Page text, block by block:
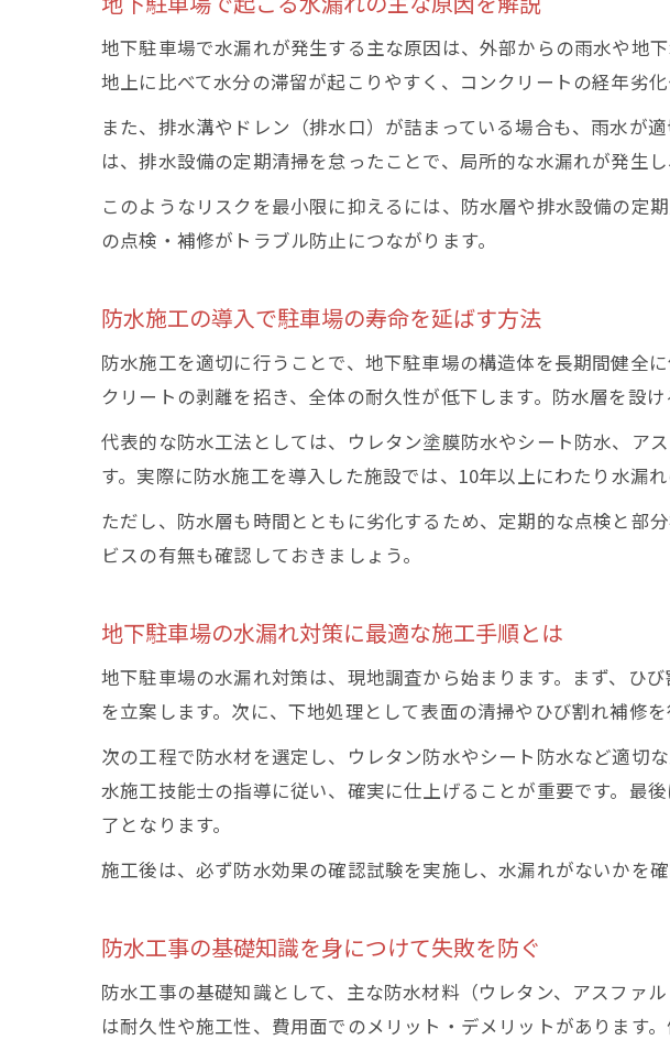
防水工事と
駐車場地下
資格取得を目指
防水施工技
水漏れ防止
ウレタン防水で
地下駐車場
ウレタン
駐車場地
失敗しな
水漏れリス
水漏れ対
防水工事
地下駐車場で水漏れが発生する主な原因は、外部からの雨水や地
地上に比べて水分の滞留が起こりやすく、コンクリートの経年劣
また、排水溝やドレン（排水口）が詰まっている場合も、雨水が
は、排水設備の定期清掃を怠ったことで、局所的な水漏れが発生
このようなリスクを最小限に抑えるには、防水層や排水設備の定
の点検・補修がトラブル防止につながります。
防水施工の導入で駐車場の寿命を延ばす方法
防水施工を適切に行うことで、地下駐車場の構造体を長期間健全
クリートの剥離を招き、全体の耐久性が低下します。防水層を設
代表的な防水工法としては、ウレタン塗膜防水やシート防水、ア
す。実際に防水施工を導入した施設では、10年以上にわたり水漏
ただし、防水層も時間とともに劣化するため、定期的な点検と部
ビスの有無も確認しておきましょう。
地下駐車場の水漏れ対策に最適な施工手順とは
地下駐車場の水漏れ対策は、現地調査から始まります。まず、ひ
を立案します。次に、下地処理として表面の清掃やひび割れ補修
次の工程で防水材を選定し、ウレタン防水やシート防水など適切
水施工技能士の指導に従い、確実に仕上げることが重要です。最
了となります。
施工後は、必ず防水効果の確認試験を実施し、水漏れがないかを
防水工事の基礎知識を身につけて失敗を防ぐ
防水工事の基礎知識として、主な防水材料（ウレタン、アスファ
は耐久性や施工性、費用面でのメリット・デメリットがあります